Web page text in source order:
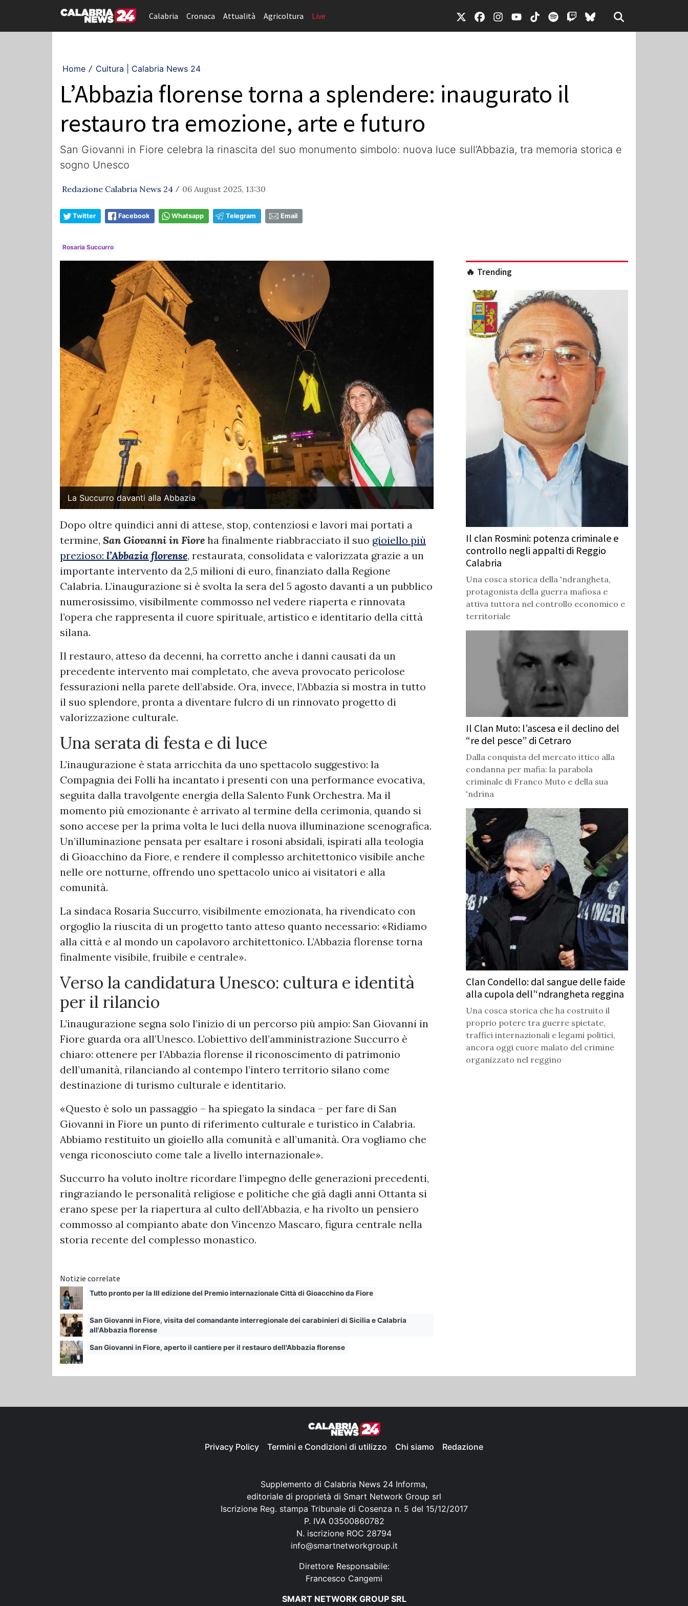
Calabria Cronaca Attualità Agricoltura Live
Home / Cultura | Calabria News 24
L’Abbazia florense torna a splendere: inaugurato il
restauro tra emozione, arte e futuro
San Giovanni in Fiore celebra la rinascita del suo monumento simbolo: nuova luce sull’Abbazia, tra memoria storica e
sogno Unesco
Redazione Calabria News 24 / 06 August 2025, 13:30
Twitter Facebook Whatsapp Telegram Email
Rosaria Succurro
La Succurro davanti alla Abbazia
Dopo oltre quindici anni di attese, stop, contenziosi e lavori mai portati a
termine, San Giovanni in Fiore ha finalmente riabbracciato il suo gioiello più
prezioso: l’Abbazia florense, restaurata, consolidata e valorizzata grazie a un
importante intervento da 2,5 milioni di euro, finanziato dalla Regione
Calabria. L’inaugurazione si è svolta la sera del 5 agosto davanti a un pubblico
numerosissimo, visibilmente commosso nel vedere riaperta e rinnovata
l’opera che rappresenta il cuore spirituale, artistico e identitario della città
silana.
Il restauro, atteso da decenni, ha corretto anche i danni causati da un
precedente intervento mai completato, che aveva provocato pericolose
fessurazioni nella parete dell’abside. Ora, invece, l’Abbazia si mostra in tutto
il suo splendore, pronta a diventare fulcro di un rinnovato progetto di
valorizzazione culturale.
Una serata di festa e di luce
L’inaugurazione è stata arricchita da uno spettacolo suggestivo: la
Compagnia dei Folli ha incantato i presenti con una performance evocativa,
seguita dalla travolgente energia della Salento Funk Orchestra. Ma il
momento più emozionante è arrivato al termine della cerimonia, quando si
sono accese per la prima volta le luci della nuova illuminazione scenografica.
Un’illuminazione pensata per esaltare i rosoni absidali, ispirati alla teologia
di Gioacchino da Fiore, e rendere il complesso architettonico visibile anche
nelle ore notturne, offrendo uno spettacolo unico ai visitatori e alla
comunità.
La sindaca Rosaria Succurro, visibilmente emozionata, ha rivendicato con
orgoglio la riuscita di un progetto tanto atteso quanto necessario: «Ridiamo
alla città e al mondo un capolavoro architettonico. L’Abbazia florense torna
finalmente visibile, fruibile e centrale».
Verso la candidatura Unesco: cultura e identità
per il rilancio
L’inaugurazione segna solo l’inizio di un percorso più ampio: San Giovanni in
Fiore guarda ora all’Unesco. L’obiettivo dell’amministrazione Succurro è
chiaro: ottenere per l’Abbazia florense il riconoscimento di patrimonio
dell’umanità, rilanciando al contempo l’intero territorio silano come
destinazione di turismo culturale e identitario.
«Questo è solo un passaggio – ha spiegato la sindaca – per fare di San
Giovanni in Fiore un punto di riferimento culturale e turistico in Calabria.
Abbiamo restituito un gioiello alla comunità e all’umanità. Ora vogliamo che
venga riconosciuto come tale a livello internazionale».
Succurro ha voluto inoltre ricordare l’impegno delle generazioni precedenti,
ringraziando le personalità religiose e politiche che già dagli anni Ottanta si
erano spese per la riapertura al culto dell’Abbazia, e ha rivolto un pensiero
commosso al compianto abate don Vincenzo Mascaro, figura centrale nella
storia recente del complesso monastico.
Notizie correlate
Tutto pronto per la III edizione del Premio internazionale Città di Gioacchino da Fiore
San Giovanni in Fiore, visita del comandante interregionale dei carabinieri di Sicilia e Calabria
all'Abbazia florense
San Giovanni in Fiore, aperto il cantiere per il restauro dell'Abbazia florense
🔥 Trending
Il clan Rosmini: potenza criminale e
controllo negli appalti di Reggio
Calabria
Una cosca storica della 'ndrangheta,
protagonista della guerra mafiosa e
attiva tuttora nel controllo economico e
territoriale
Il Clan Muto: l’ascesa e il declino del
“re del pesce” di Cetraro
Dalla conquista del mercato ittico alla
condanna per mafia: la parabola
criminale di Franco Muto e della sua
'ndrina
Clan Condello: dal sangue delle faide
alla cupola dell’‘ndrangheta reggina
Una cosca storica che ha costruito il
proprio potere tra guerre spietate,
traffici internazionali e legami politici,
ancora oggi cuore malato del crimine
organizzato nel reggino
Privacy Policy Termini e Condizioni di utilizzo Chi siamo Redazione
Supplemento di Calabria News 24 Informa,
editoriale di proprietà di Smart Network Group srl
Iscrizione Reg. stampa Tribunale di Cosenza n. 5 del 15/12/2017
P. IVA 03500860782
N. iscrizione ROC 28794
info@smartnetworkgroup.it
Direttore Responsabile:
Francesco Cangemi
SMART NETWORK GROUP SRL